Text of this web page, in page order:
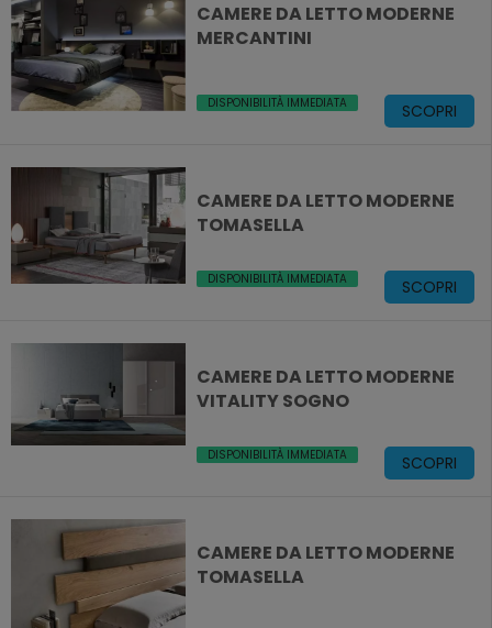
CAMERE DA LETTO MODERNE
MERCANTINI
DISPONIBILITÀ IMMEDIATA SCOPRI
CAMERE DA LETTO MODERNE
TOMASELLA
DISPONIBILITÀ IMMEDIATA SCOPRI
CAMERE DA LETTO MODERNE
VITALITY SOGNO
DISPONIBILITÀ IMMEDIATA SCOPRI
CAMERE DA LETTO MODERNE
TOMASELLA